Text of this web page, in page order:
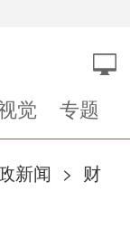
觉 专题
新闻 > 财